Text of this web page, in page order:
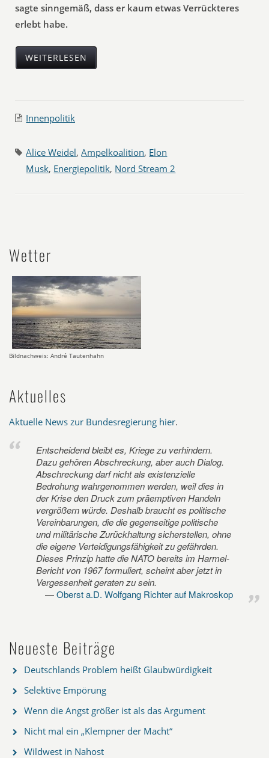
sagte sinngemäß, dass er kaum etwas Verrückteres
erlebt habe.
WEITERLESEN
Innenpolitik
Alice Weidel,Ampelkoalition, Elon
Musk, Energiepolitik, Nord Stream 2
Wetter
Bildnachweis: André Tautenhahn
Aktuelles
Aktuelle News zur Bundesregierung hier.
Entscheidend bleibt es, Kriege zu verhindern.
Dazu gehören Abschreckung, aber auch Dialog.
Abschreckung darf nicht als existenzielle
Bedrohung wahrgenommen werden, weil dies in
der Krise den Druck zum präemptiven Handeln
vergrößern würde. Deshalb braucht es politische
Vereinbarungen, die die gegenseitige politische
und militärische Zurückhaltung sicherstellen, ohne
die eigene Verteidigungsfähigkeit zu gefährden.
Dieses Prinzip hatte die NATO bereits im Harmel-
Bericht von 1967 formuliert, scheint aber jetzt in
Vergessenheit geraten zu sein.
Oberst a.D. Wolfgang Richter auf Makroskop
Neueste Beiträge
Deutschlands Problem heißt Glaubwürdigkeit
Selektive Empörung
Wenn die Angst größer ist als das Argument
Nicht mal ein „Klempner der Macht“
Wildwest in Nahost